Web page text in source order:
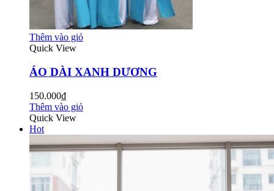
Thêm vào giỏ
Quick View
ÁO DÀI XANH DƯƠNG
150.000₫
Thêm vào giỏ
Quick View
Hot